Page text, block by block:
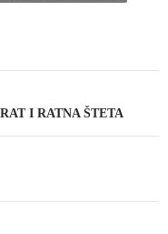
I RATNA ŠTETA